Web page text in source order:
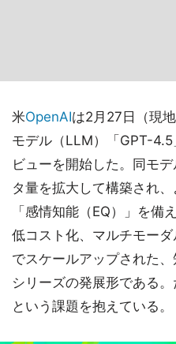
米OpenAIは2月27日（現
モデル（LLM）「GPT-
ビューを開始した。同モ
タ量を拡大して構築され
「感情知能（EQ）」を備
低コスト化、マルチモー
でスケールアップされた
シリーズの発展形である
という課題を抱えている。